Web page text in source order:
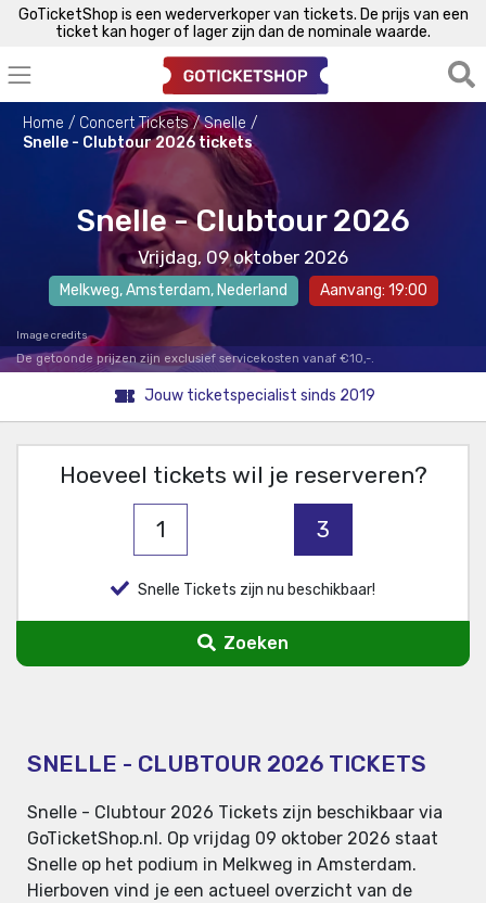
GoTicketShop is een wederverkoper van tickets. De prijs van een
ticket kan hoger of lager zijn dan de nominale waarde.
Home Concert Tickets
Snelle
Snelle - Clubtour 2026 tickets
Snelle - Clubtour 2026
Vrijdag, 09 oktober 2026
Melkweg,Amsterdam, Nederland Aanvang: 19:00
Image credits
De getoonde prijzen zijn exclusief servicekosten vanaf €10,-.
Jouw ticketspecialist sinds 2019
Hoeveel tickets wil je reserveren?
1 3
Snelle Tickets zijn nu beschikbaar!
Zoeken
SNELLE - CLUBTOUR 2026 TICKETS
Snelle - Clubtour 2026 Tickets zijn beschikbaar via
GoTicketShop.nl. Op vrijdag 09 oktober 2026 staat
Snelle op het podium in Melkweg in Amsterdam.
Hierboven vind je een actueel overzicht van de